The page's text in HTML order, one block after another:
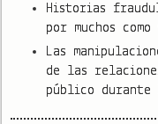
Historias
por muchos
Las
de las
público durante